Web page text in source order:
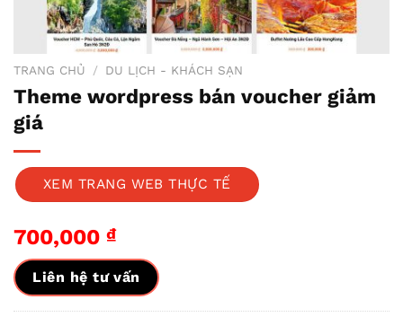
TRANG CHỦ / DU LỊCH - KHÁCH SẠN
Theme wordpress bán voucher giảm
giá
XEM TRANG WEB THỰC TẾ
700,000 ₫
Liên hệ tư vấn